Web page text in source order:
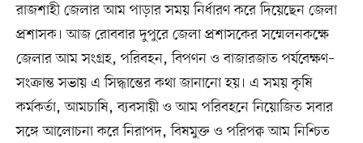
রাজশাহী জেলার আম পাড়ার সময় নির্ধারণ করে দিয়েছেন জেলা
প্রশাসক। আজ রোববার দুপুরে জেলা প্রশাসকের সম্মেলনকক্ষে
জেলার আম সংগ্রহ, পরিবহন, বিপণন ও বাজারজাত পর্যবেক্ষণ–
সংক্রান্ত সভায় এ সিদ্ধান্তের কথা জানানো হয়। এ সময় কৃষি
কর্মকর্তা, আমচাষি, ব্যবসায়ী ও আম পরিবহনে নিয়োজিত সবার
সঙ্গে আলোচনা করে নিরাপদ, বিষমুক্ত ও পরিপক্ব আম নিশ্চিত